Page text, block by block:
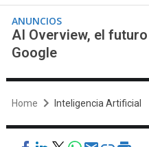
ANUNCIOS
AI Overview, el
Google
Home Inteligencia Artificial